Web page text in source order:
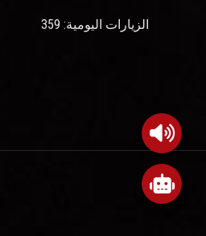
الزيارات اليومية: 359